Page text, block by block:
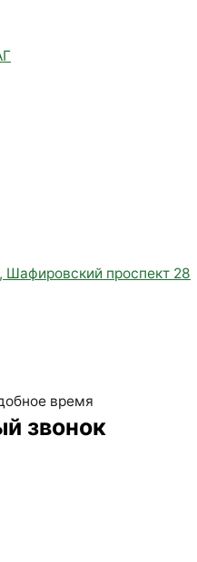
Шафировский проспект 28
время
звонок